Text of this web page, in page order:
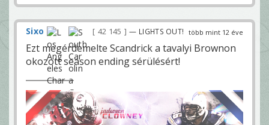
több mint 12 éve
Sixo 42 145 — LIGHTS OUT!
Ezt megérdemelte Scandrick a tavalyi Brownon
okozott season ending sérülésért!